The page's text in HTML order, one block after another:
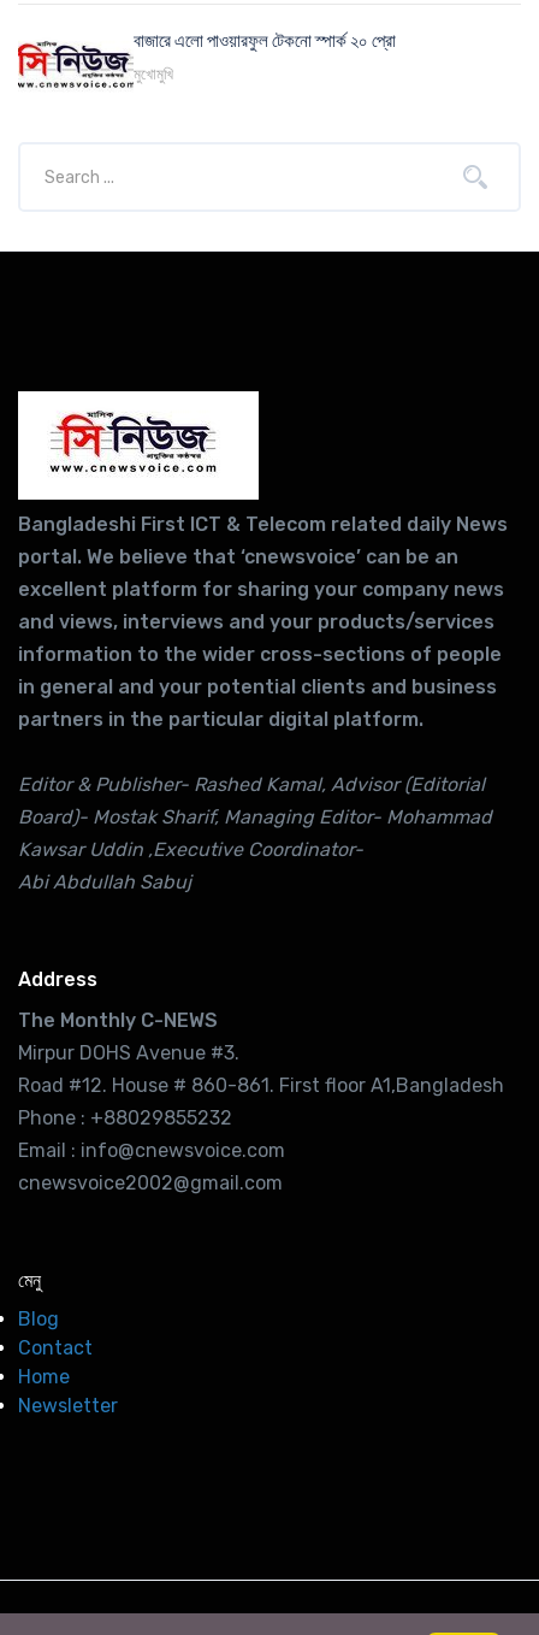
বাজারে এলো পাওয়ারফুল টেকনো স্পার্ক ২০ প্রো
মুখোমুখি
Bangladeshi First ICT & Telecom related daily News
portal. We believe that ‘cnewsvoice’ can be an
excellent platform for sharing your company news
and views, interviews and your products/services
information to the wider cross-sections of people
in general and your potential clients and business
partners in the particular digital platform.
Editor & Publisher- Rashed Kamal, Advisor (Editorial
Board)- Mostak Sharif, Managing Editor- Mohammad
Kawsar Uddin ,Executive Coordinator-
Abi Abdullah Sabuj
Address
The Monthly C-NEWS
Mirpur DOHS Avenue #3.
Road #12. House # 860-861. First floor A1,Bangladesh
Phone : +88029855232
Email : info@cnewsvoice.com
cnewsvoice2002@gmail.com
মেনু
Blog
Contact
Home
Newsletter